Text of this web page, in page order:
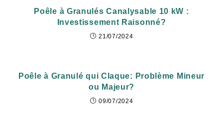
Poêle à Granulés Canalysable 10 kW :
Investissement Raisonné?
21/07/2024
Poêle à Granulé qui Claque: Problème Mineur
ou Majeur?
09/07/2024